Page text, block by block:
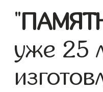
"
уже 25